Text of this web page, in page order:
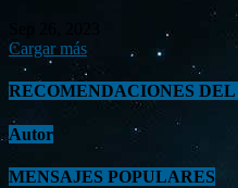
Cargar más
RECOMENDACIONES
Autor
MENSAJES POPULARES